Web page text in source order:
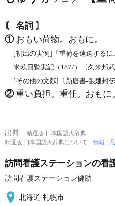
〘 名詞 〙
①おもい荷物。おもに。
[初出の実例]「重荷を遠送するに
米欧回覧実記（1877）〈久米邦
[その他の文献]〔新唐書‐張建封伝
②重い負担。重任。おもに。
出典
精選版 日本国語大辞典
精選版 日本国語大辞典について情報 |
訪問看護ステーションの看
訪問看護ステーション健助
北海道 札幌市